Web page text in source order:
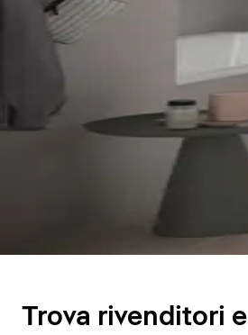
Trova rivenditori e